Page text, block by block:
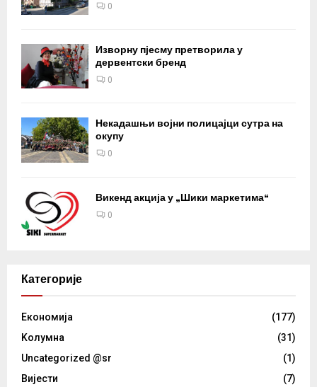
0
Изворну пјесму претворила у
дервентски бренд
0
Некадашњи војни полицајци сутра на
окупу
0
Викенд акција у „Шики маркетима“
0
Категорије
Eкономија
(177)
Kолумнa
(31)
Uncategorized @sr
(1)
Вијести
(7)